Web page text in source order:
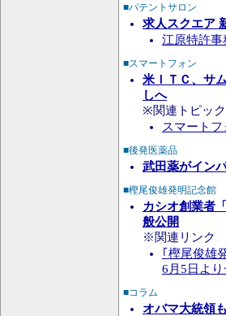
■パテントサロン
求人スクエア
江原特許事
■スマートフォン
米ＩＴＣ、サ
しへ
※関連トピック
スマートフ
■後発医薬品
武田薬がイン
■樫尾俊雄発明記念館
カシオ創業者
般公開
※関連リンク
｢樫尾俊雄
6月5日よ
■コラム
オバマ大統領